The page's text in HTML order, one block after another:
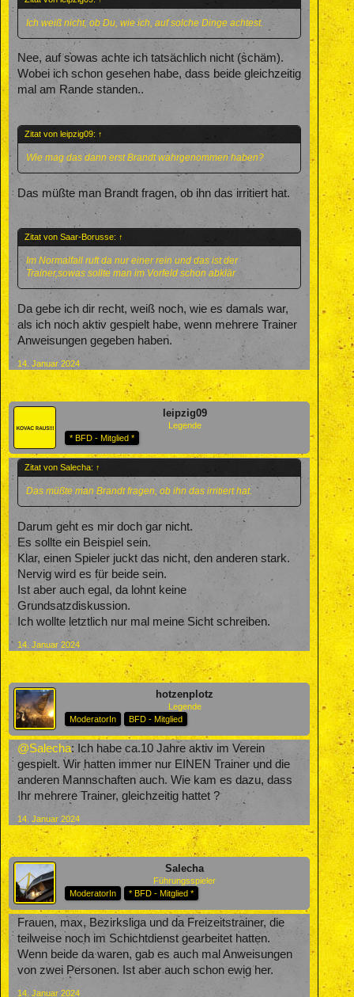
Ich weiß nicht, ob Du, wie ich, auf solche Dinge achtest.
Nee, auf sowas achte ich tatsächlich nicht (schäm).
Wobei ich schon gesehen habe, dass beide gleichzeitig
mal am Rande standen..
Zitat von leipzig09: ↑
Wie mag das dann erst Brandt wahrgenommen haben?
Das müßte man Brandt fragen, ob ihn das irritiert hat.
Zitat von Saar-Borusse: ↑
Im Normalfall ruft da nur einer rein und das ist der
Trainer,sowas sollte man im Vorfeld schon abklär
Da gebe ich dir recht, weiß noch, wie es damals war,
als ich noch aktiv gespielt habe, wenn mehrere Trainer
Anweisungen gegeben haben.
14. Januar 2024
leipzig09
Legende
* BFD - Mitglied *
Zitat von Salecha: ↑
Das müßte man Brandt fragen, ob ihn das irritiert hat.
Darum geht es mir doch gar nicht.
Es sollte ein Beispiel sein.
Klar, einen Spieler juckt das nicht, den anderen stark.
Nervig wird es für beide sein.
Ist aber auch egal, da lohnt keine
Grundsatzdiskussion.
Ich wollte letztlich nur mal meine Sicht schreiben.
14. Januar 2024
hotzenplotz
Legende
ModeratorIn
BFD - Mitglied
@Salecha: Ich habe ca.10 Jahre aktiv im Verein
gespielt. Wir hatten immer nur EINEN Trainer und die
anderen Mannschaften auch. Wie kam es dazu, dass
Ihr mehrere Trainer, gleichzeitig hattet ?
14. Januar 2024
Salecha
Führungsspieler
ModeratorIn
* BFD - Mitglied *
Frauen, max, Bezirksliga und da Freizeitstrainer, die
teilweise noch im Schichtdienst gearbeitet hatten.
Wenn beide da waren, gab es auch mal Anweisungen
von zwei Personen. Ist aber auch schon ewig her.
14. Januar 2024